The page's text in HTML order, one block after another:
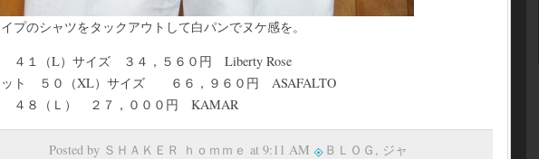
プのシャツをタックアウトして白パンでヌケ感を。
４１（L）サイズ ３４，５６０円 Liberty Rose
ット ５０（XL）サイズ ６６，９６０円 ASAFALTO
４８（Ｌ） ２７，０００円 KAMAR
Posted by ＳＨＡＫＥＲ ｈｏｍｍｅ at 9:11 AM ＢＬＯＧ , ジャ